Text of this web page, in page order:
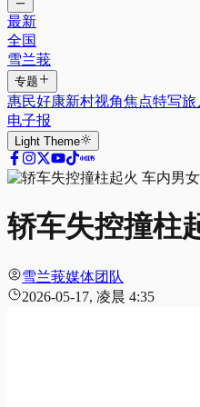
最新
全国
雪兰莪
专题
惠民好康新村视角焦点特写旅
电子报
Light Theme
轿车失控撞柱
雪兰莪媒体团队
2026-05-17, 凌晨 4:35